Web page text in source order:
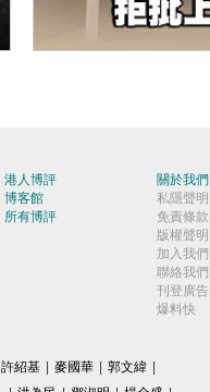
港人博評
博客館
所有博評
關於我們
私隱聲明
免責條款
版權聲明
加入我們
聯絡我們
刊登廣告
爆料快
許紹基 麥國華 郭文緯